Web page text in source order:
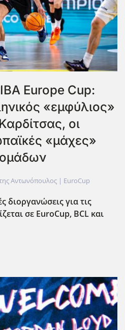
Europe Cup:
«εμφύλιος»
οι
«μάχες»
Αντωνόπουλος | EuroCup
διοργανώσεις για τις
σε EuroCup, BCL και